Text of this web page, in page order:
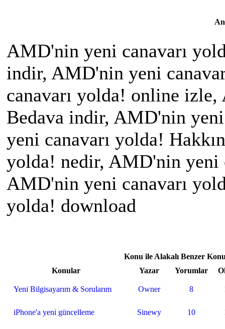
AMD'nin yeni canavarı
indir, AMD'nin yeni
canavarı yolda! online
Bedava indir, AMD'nin
yeni canavarı yolda!
yolda! nedir, AMD'nin yeni
AMD'nin yeni canavarı
yolda! download
Konu ile Alakalı Benzer
Konular
Yazar Yorumlar
Yeni Bilgisayarım & Sorularım Owner 8
iPhone'a yeni güncelleme Sinewy 10